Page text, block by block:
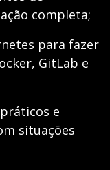
completa;
para fazer
GitLab e
e
situações